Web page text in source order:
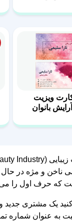
ویزیت
بانوان
ناخن و مژه در حال
که حرف اول را
یک مشتری جدید
به عنوان شماره